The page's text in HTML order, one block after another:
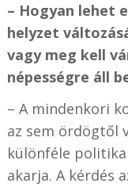
– Hogyan lehet
helyzet
vagy meg kell
népességre áll
– A mindenkori
az sem ördögtől
különféle
akarja. A kérdés